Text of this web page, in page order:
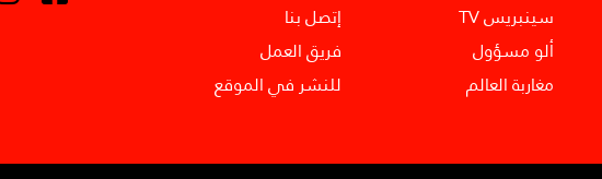
سينبريس TV
ألو مسؤول
مغاربة العالم
إتصل بنا
فريق العمل
للنشر في الموقع